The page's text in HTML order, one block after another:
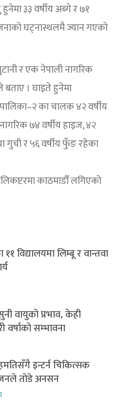
३३ वर्षीय अब्गे र ७१
घट्नास्थलमै ज्यान गएको
र एक नेपाली नागरिक
बताए । घाइते हुनेमा
का चालक ४२ वर्षीय
७४ वर्षीय हाइज, ४२
गुची र ५६ वर्षीय फुँङ रहेका
काठमाडौँ लगिएको
विद्यालयमा लिम्बू र वान्तवा
वायुको प्रभाव, केही
वर्षाको सम्भावना
इन्टर्न चिकित्सक
तोडे अनसन